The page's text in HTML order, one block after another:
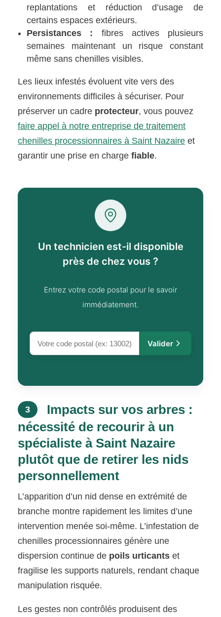
replantations et réduction d’usage de
certains espaces extérieurs.
Persistances : fibres actives plusieurs
semaines maintenant un risque constant
même sans chenilles visibles.
Les lieux infestés évoluent vite vers des
environnements difficiles à sécuriser. Pour
préserver un cadre protecteur, vous pouvez
faire appel à notre entreprise de traitement
chenilles processionnaires à Saint Nazaire et
garantir une prise en chargefiable.
Un technicien est-il disponible
près de chez vous ?
Entrez votre code postal pour le savoir
immédiatement.
Valider
3
Impacts sur vos arbres :
nécessité de recourir à un
spécialiste à Saint Nazaire
plutôt que de retirer les nids
personnellement
L’apparition d’un nid dense en extrémité de
branche montre rapidement les limites d’une
intervention menée soi-même. L’infestation de
chenilles processionnaires génère une
dispersion continue de poils urticants et
fragilise les supports naturels, rendant chaque
manipulation risquée.
Les gestes non contrôlés produisent des